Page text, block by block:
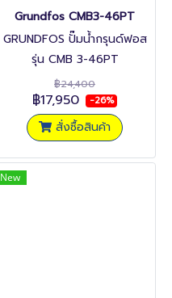
Grundfos CMB3-46PT
GRUNDFOS ปั๊มน้ำกรุนด์ฟอส
รุ่น CMB 3-46PT
฿24,400
฿17,950 -26%
สั่งซื้อสินค้า
New